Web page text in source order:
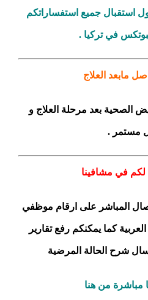
استقبال جميع استفساراتكم
في تركيا .
مابعد العلاج
الصحية بعد مرحلة العلاج و
مستمر .
في مشافينا
المباشر على ارقام موظفي
العربية كما يمكنكم رفع تقارير
شرح الحالة المرضية
مباشرة من هنا